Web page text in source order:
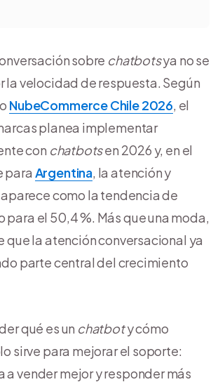
sobre chatbotsya no se
la velocidad de respuesta. Según
NubeCommerce Chile 2026, el
planea implementar
con chatbotsen 2026 y, en el
para Argentina, la atención y
como la tendencia de
para el 50,4 %. Más que una moda,
que la atención conversacional ya
parte central del crecimiento
qué es un chatboty cómo
sirve para mejorar el soporte:
a vender mejor y responder más